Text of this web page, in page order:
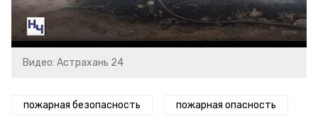
Video
Видео: Астрахань 24
пожарная безопасность пожарная опасность